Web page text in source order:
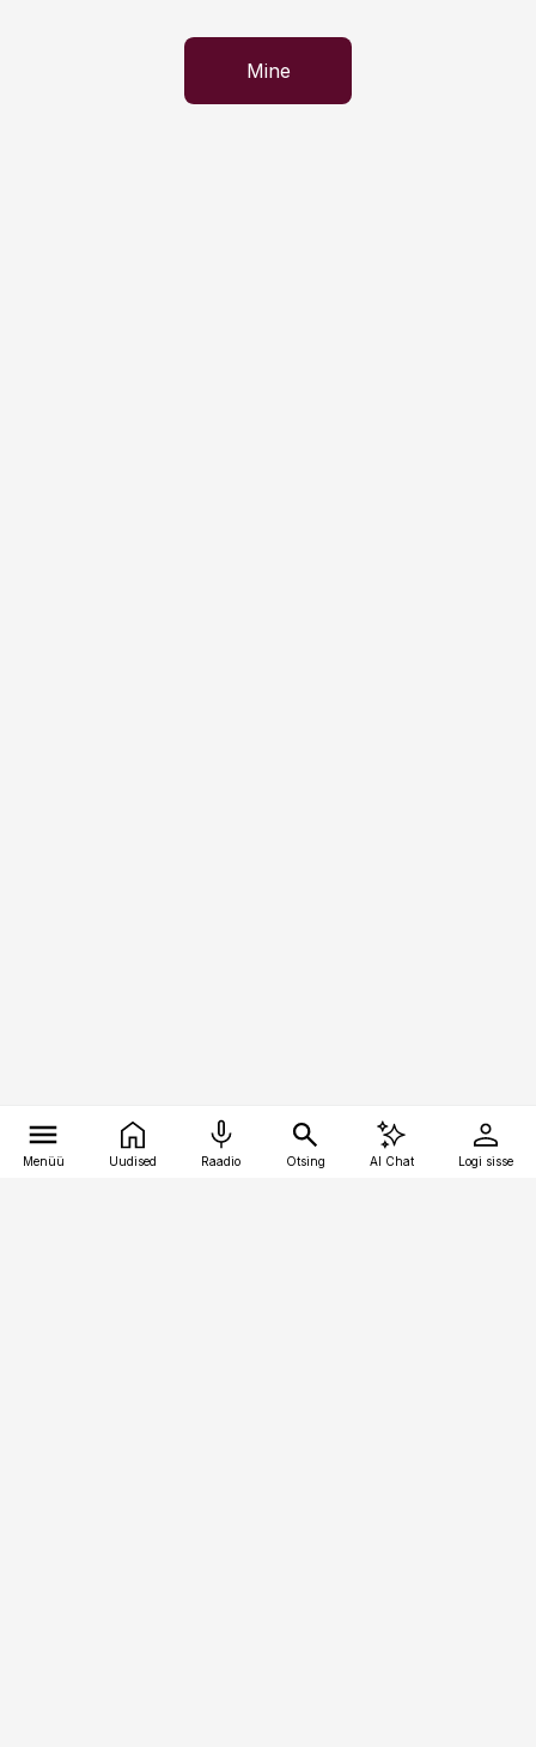
Mine
Menüü Uudised Raadio Otsing AI Chat Logi sisse